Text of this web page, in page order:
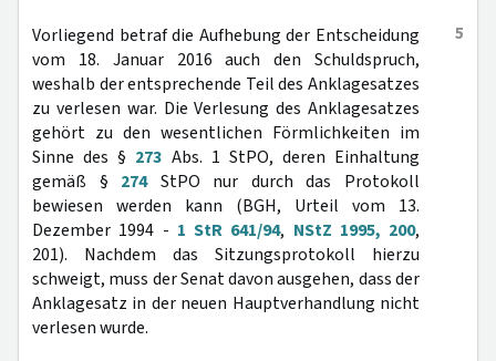
5
Vorliegend betraf die Aufhebung der Entscheidung
vom 18. Januar 2016 auch den Schuldspruch,
weshalb der entsprechende Teil des Anklagesatzes
zu verlesen war. Die Verlesung des Anklagesatzes
gehört zu den wesentlichen Förmlichkeiten im
Sinne des § 273 Abs. 1 StPO, deren Einhaltung
gemäß § 274StPO nur durch das Protokoll
bewiesen werden kann (BGH, Urteil vom 13.
Dezember 1994 - 1 StR 641/94, NStZ 1995, 200,
201). Nachdem das Sitzungsprotokoll hierzu
schweigt, muss der Senat davon ausgehen, dass der
Anklagesatz in der neuen Hauptverhandlung nicht
verlesen wurde.